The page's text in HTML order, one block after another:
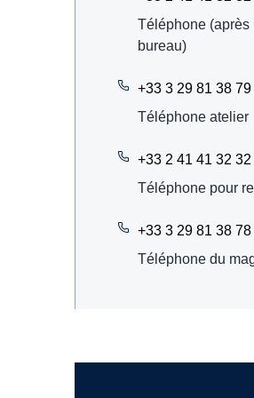
Téléphone (après
bureau)
+33 3 29 81 38 79
Téléphone atelier
+33 2 41 41 32 32
Téléphone pour
+33 3 29 81 38 78
Téléphone du